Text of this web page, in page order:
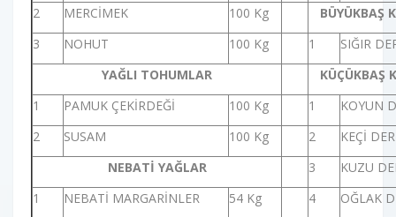
2
MERCİMEK 100 Kg
BÜYÜKBAŞ
3
NOHUT 100 Kg 1
SIĞIR
YAĞLI TOHUMLAR
KÜÇÜKBAŞ
1
PAMUK ÇEKİRDEĞİ 100 Kg 1
KOYUN
2
SUSAM 100 Kg 2
KEÇİ
NEBATİ YAĞLAR
3
KUZU
1
NEBATİ MARGARİNLER 54 Kg 4
OĞLAK